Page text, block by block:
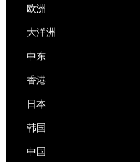
欧洲
大洋洲
中东
香港
日本
韩国
中国